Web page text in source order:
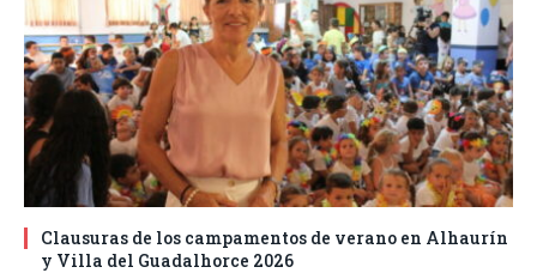
Clausuras de los campamentos de verano en Alhaurín
y Villa del Guadalhorce 2026